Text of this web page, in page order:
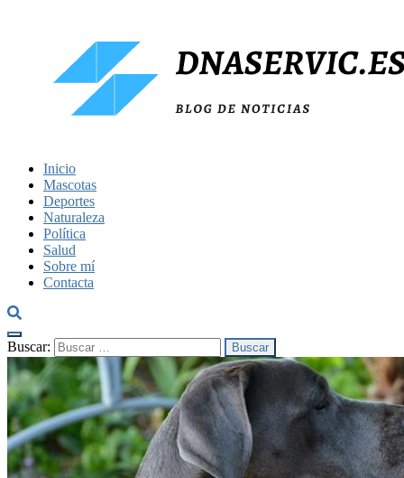
dnaservic.es
Inicio
Mascotas
Deportes
Naturaleza
Política
Salud
Sobre mí
Contacta
Buscar: